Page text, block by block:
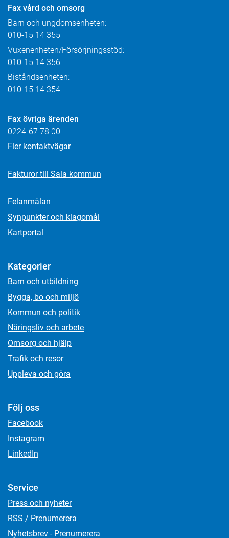
Fax vård och omsorg
Barn och ungdomsenheten:
010-15 14 355
Vuxenenheten/Försörjningsstöd:
010-15 14 356
Biståndsenheten:
010-15 14 354
Fax övriga ärenden
0224-67 78 00
Fler kontaktvägar
Fakturor till Sala kommun
Felanmälan
Synpunkter och klagomål
Kartportal
Kategorier
Barn och utbildning
Bygga, bo och miljö
Kommun och politik
Näringsliv och arbete
Omsorg och hjälp
Trafik och resor
Uppleva och göra
Följ oss
Facebook
Instagram
LinkedIn
Service
Press och nyheter
RSS / Prenumerera
Nyhetsbrev - Prenumerera